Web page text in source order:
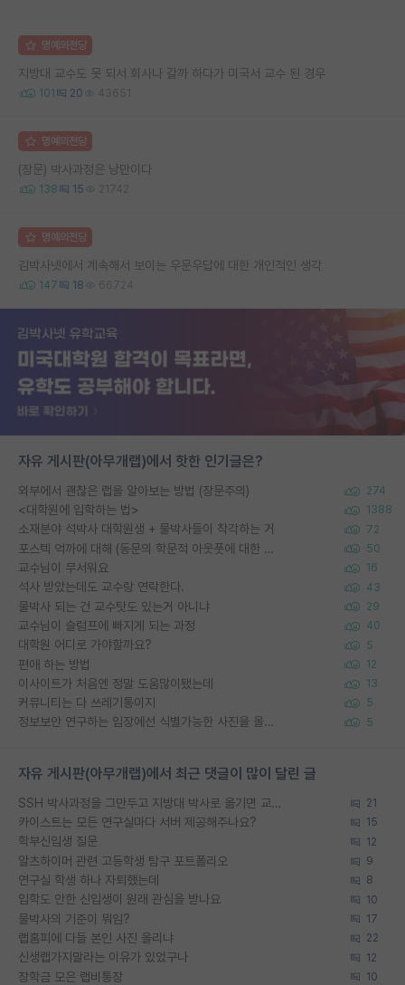
명예의전당
지방대 교수도 못 되서 회사나 갈까 하다가 미국서 교수 된 경우
101 20 43651
명예의전당
(장문) 박사과정은 낭만이다
138 15 21742
명예의전당
김박사넷에서 계속해서 보이는 우문우답에 대한 개인적인 생각
147 18 66724
자유 게시판(아무개랩)에서 핫한 인기글은?
외부에서 괜찮은 랩을 알아보는 방법 (장문주의) 274
<대학원에 입학하는 법> 1388
소재분야 석박사 대학원생 + 물박사들이 착각하는 거 72
포스텍 억까에 대해 (동문의 학문적 아웃풋에 대한 반박) 50
교수님이 무서워요 16
석사 받았는데도 교수랑 연락한다. 43
물박사 되는 건 교수탓도 있는거 아니냐 29
교수님이 슬럼프에 빠지게 되는 과정 40
대학원 어디로 가야할까요? 5
편애 하는 방법 12
이사이트가 처음엔 정말 도움많이됐는데 13
커뮤니티는 다 쓰레기통이지 5
정보보안 연구하는 입장에선 식별가능한 사진을 올리는건 비추이긴함 5
자유 게시판(아무개랩)에서 최근 댓글이 많이 달린 글
SSH 박사과정을 그만두고 지방대 박사로 옮기면 교수의 꿈은 끝일까요? 21
카이스트는 모든 연구실마다 서버 제공해주나요? 15
학부신입생 질문 12
알츠하이머 관련 고등학생 탐구 포트폴리오 9
연구실 학생 하나 자퇴했는데 8
입학도 안한 신입생이 원래 관심을 받나요 10
물박사의 기준이 뭐임? 17
랩홈피에 다들 본인 사진 올리냐 22
신생랩가지말라는 이유가 있었구나 12
장학금 모은 랩비통장 10